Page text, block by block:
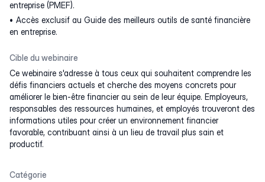
entreprise (PMEF).
Accès exclusif au Guide des meilleurs outils de santé financière
en entreprise.
Cible du webinaire
Ce webinaire s'adresse à tous ceux qui souhaitent comprendre les
défis financiers actuels et cherche des moyens concrets pour
améliorer le bien-être financier au sein de leur équipe. Employeurs,
responsables des ressources humaines, et employés trouveront des
informations utiles pour créer un environnement financier
favorable, contribuant ainsi à un lieu de travail plus sain et
productif.
Catégorie